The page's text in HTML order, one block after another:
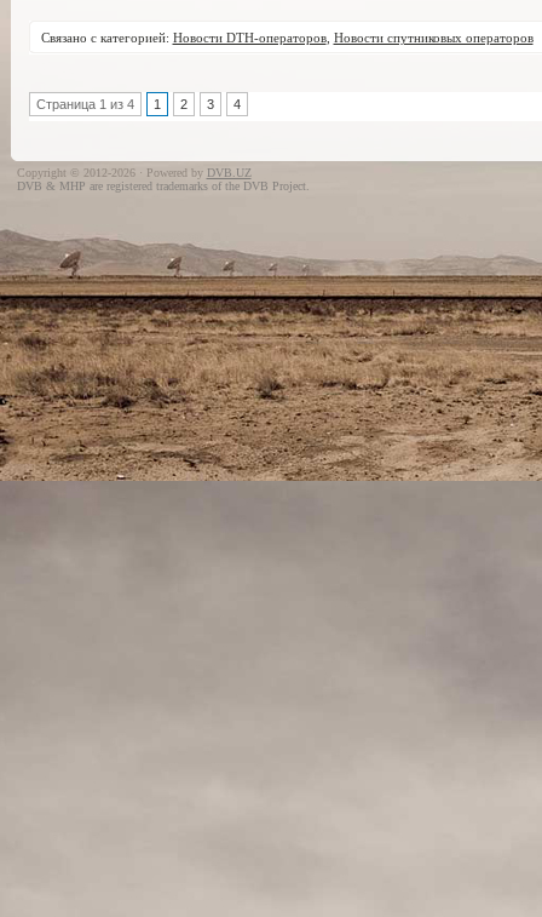
Связано с категорией: Новости DTH-операторов, Новости спутниковых операторов
Страница 1 из 4 1 2 3 4
Copyright © 2012-2026 · Powered by DVB.UZ
DVB & MHP are registered trademarks of the DVB Project.